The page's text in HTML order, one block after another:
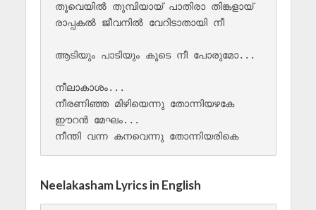
തൂവെയിൽ തുമ്പിയായ് പാതിരാ തിങ്കളായ്
രാപ്പകൽ ജീവനിൽ വേറിടാതായി നീ
ആടിയും പാടിയും കൂടെ നീ പോരുമോ...
നീലാകാശം...
നീരണിഞ്ഞ മിഴിയെന്നു തോന്നിയഴകേ
ഈറൻ മേഘം...
നീന്തി വന്ന കനവെന്നു തോന്നിയരികെ
Neelakasham Lyrics in English